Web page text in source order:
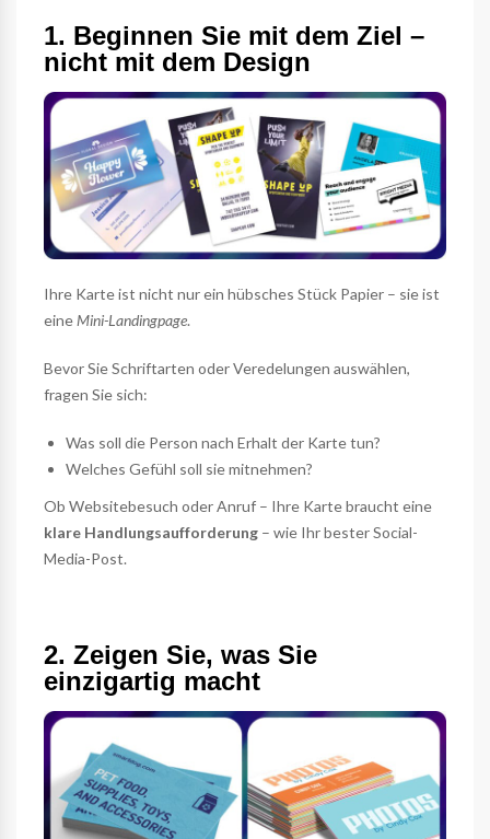
1. Beginnen Sie mit dem Ziel –
nicht mit dem Design
Ihre Karte ist nicht nur ein hübsches Stück Papier – sie ist
eine Mini-Landingpage.
Bevor Sie Schriftarten oder Veredelungen auswählen,
fragen Sie sich:
Was soll die Person nach Erhalt der Karte tun?
Welches Gefühl soll sie mitnehmen?
Ob Websitebesuch oder Anruf – Ihre Karte braucht eine
klare Handlungsaufforderung – wie Ihr bester Social-
Media-Post.
2. Zeigen Sie, was Sie
einzigartig macht